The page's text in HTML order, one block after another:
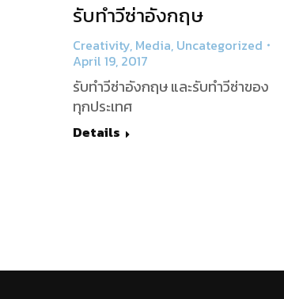
รับทำวีซ่าอังกฤษ
Creativity, Media, Uncategorized
April 19, 2017
รับทำวีซ่าอังกฤษ และรับทำวีซ่าของ
ทุกประเทศ
Details